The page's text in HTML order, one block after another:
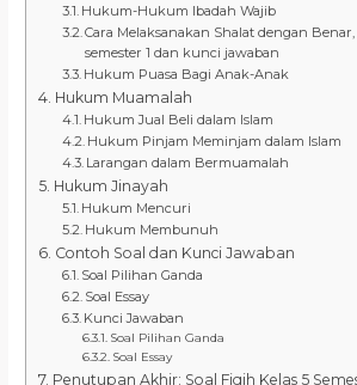
Hukum-Hukum Ibadah Wajib
Cara Melaksanakan Shalat dengan
semester 1 dan kunci jawaban
Hukum Puasa Bagi Anak-Anak
Hukum Muamalah
Hukum Jual Beli dalam Islam
Hukum Pinjam Meminjam dalam Islam
Larangan dalam Bermuamalah
Hukum Jinayah
Hukum Mencuri
Hukum Membunuh
Contoh Soal dan Kunci Jawaban
Soal Pilihan Ganda
Soal Essay
Kunci Jawaban
Soal Pilihan Ganda
Soal Essay
Penutupan Akhir: Soal Fiqih Kelas 5